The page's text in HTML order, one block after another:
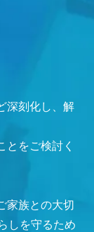
深刻化し、解
とをご検討く
家族との大切
しを守るため